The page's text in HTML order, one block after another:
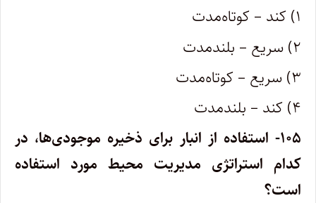
۱) کند – کوتاه‌مدت
۲) سریع – بلندمدت
۳) سریع – کوتاه‌مدت
۴) کند – بلندمدت
۱۰۵- استفاده از انبار برای ذخیره موجودی‌ها، در
کدام استراتژی مدیریت محیط مورد استفاده
است؟